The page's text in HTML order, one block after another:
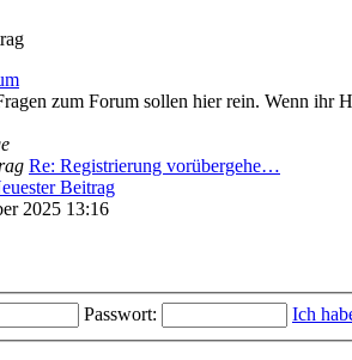
zum Forum sollen hier rein. Wenn ihr
Re: Registrierung vorübergehe…
Beitrag
2025 13:16
Passwort: Ich